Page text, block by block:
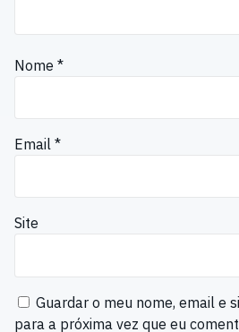
Nome *
Email *
Site
Guardar o meu nome, email e
para a próxima vez que eu